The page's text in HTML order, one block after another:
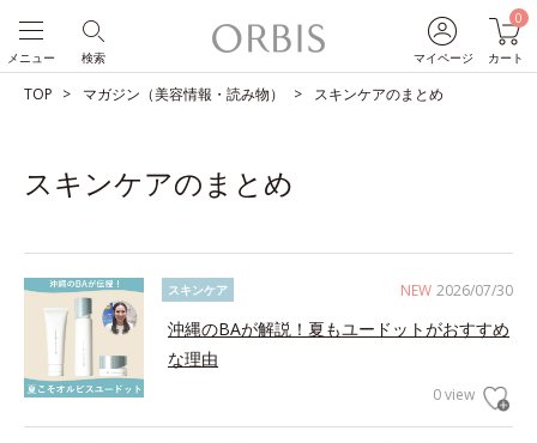
マイページ
0
カート
検索
メニュー
TOP マガジン（美容情報・読み物） スキンケアのまとめ
スキンケアのまとめ
NEW 2026/07/30
スキンケア
沖縄のBAが解説！夏もユードットがおすすめ
な理由
0 view